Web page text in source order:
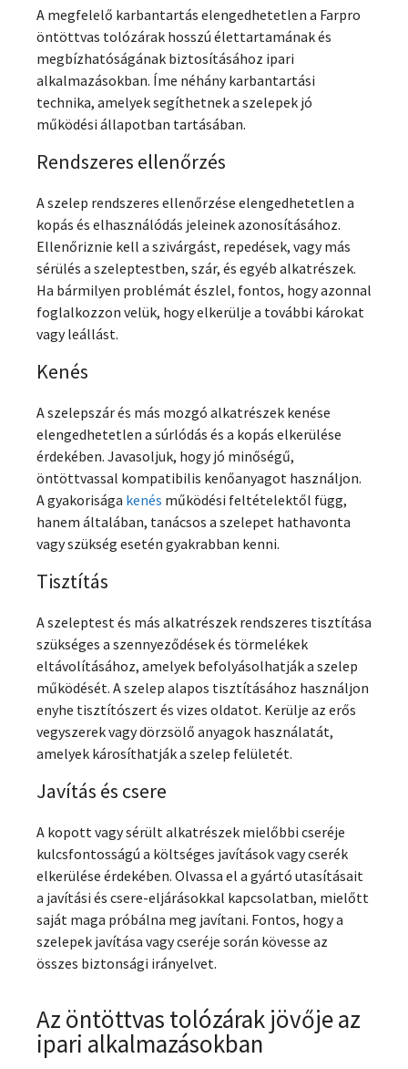
A megfelelő karbantartás elengedhetetlen a Farpro
öntöttvas tolózárak hosszú élettartamának és
megbízhatóságának biztosításához ipari
alkalmazásokban. Íme néhány karbantartási
technika, amelyek segíthetnek a szelepek jó
működési állapotban tartásában.
Rendszeres ellenőrzés
A szelep rendszeres ellenőrzése elengedhetetlen a
kopás és elhasználódás jeleinek azonosításához.
Ellenőriznie kell a szivárgást, repedések, vagy más
sérülés a szeleptestben, szár, és egyéb alkatrészek.
Ha bármilyen problémát észlel, fontos, hogy azonnal
foglalkozzon velük, hogy elkerülje a további károkat
vagy leállást.
Kenés
A szelepszár és más mozgó alkatrészek kenése
elengedhetetlen a súrlódás és a kopás elkerülése
érdekében. Javasoljuk, hogy jó minőségű,
öntöttvassal kompatibilis kenőanyagot használjon.
A gyakorisága kenés működési feltételektől függ,
hanem általában, tanácsos a szelepet hathavonta
vagy szükség esetén gyakrabban kenni.
Tisztítás
A szeleptest és más alkatrészek rendszeres tisztítása
szükséges a szennyeződések és törmelékek
eltávolításához, amelyek befolyásolhatják a szelep
működését. A szelep alapos tisztításához használjon
enyhe tisztítószert és vizes oldatot. Kerülje az erős
vegyszerek vagy dörzsölő anyagok használatát,
amelyek károsíthatják a szelep felületét.
Javítás és csere
A kopott vagy sérült alkatrészek mielőbbi cseréje
kulcsfontosságú a költséges javítások vagy cserék
elkerülése érdekében. Olvassa el a gyártó utasításait
a javítási és csere-eljárásokkal kapcsolatban, mielőtt
saját maga próbálna meg javítani. Fontos, hogy a
szelepek javítása vagy cseréje során kövesse az
összes biztonsági irányelvet.
Az öntöttvas tolózárak jövője az
ipari alkalmazásokban